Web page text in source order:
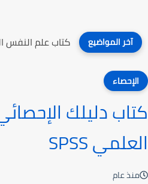
آخر المواضيع كتاب علم النفس
الإحصاء
كتاب دليلك
العلمي SPSS
منذ عام